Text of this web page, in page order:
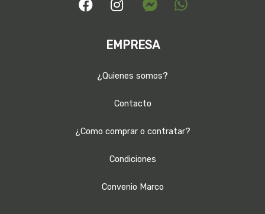
EMPRESA
¿Quienes somos?
Contacto
¿Como comprar o contratar?
Condiciones
Convenio Marco